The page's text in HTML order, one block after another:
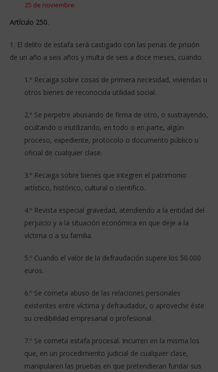
25 de noviembre.
Artículo 250.
1. El delito de estafa será castigado con las penas de prisión
de un año a seis años y multa de seis a doce meses, cuando:
1.º Recaiga sobre cosas de primera necesidad, viviendas u
otros bienes de reconocida utilidad social.
2.º Se perpetre abusando de firma de otro, o sustrayendo,
ocultando o inutilizando, en todo o en parte, algún
proceso, expediente, protocolo o documento público u
oficial de cualquier clase.
3.º Recaiga sobre bienes que integren el patrimonio
artístico, histórico, cultural o científico.
4.º Revista especial gravedad, atendiendo a la entidad del
perjuicio y a la situación económica en que deje a la
víctima o a su familia.
5.º Cuando el valor de la defraudación supere los 50.000
euros.
6.º Se cometa abuso de las relaciones personales
existentes entre víctima y defraudador, o aproveche éste
su credibilidad empresarial o profesional.
7.º Se cometa estafa procesal. Incurren en la misma los
que, en un procedimiento judicial de cualquier clase,
manipularen las pruebas en que pretendieran fundar sus